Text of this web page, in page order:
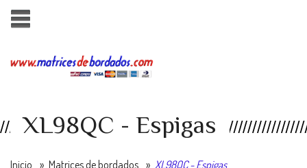
XL98QC - Espigas
Inicio » Matrices de bordados » XL98QC - Espigas